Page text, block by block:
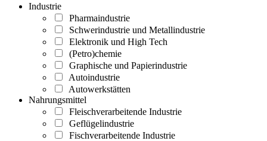
Industrie
Pharmaindustrie
Schwerindustrie und Metallindustrie
Elektronik und High Tech
(Petro)chemie
Graphische und Papierindustrie
Autoindustrie
Autowerkstätten
Nahrungsmittel
Fleischverarbeitende Industrie
Geflügelindustrie
Fischverarbeitende Industrie